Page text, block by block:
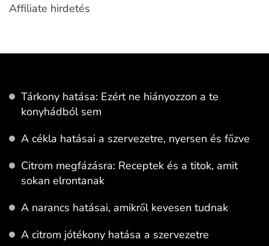
Affiliate hirdetés
Tárkony hatása: Ezért ne hiányozzon a te
konyhádból sem
A cékla hatásai a szervezetre, nyersen és főzve
Citrom megfázásra: Receptek és a titok, amit
sokan elrontanak
A narancs hatásai, amikről kevesen tudnak
A citrom jótékony hatása a szervezetre